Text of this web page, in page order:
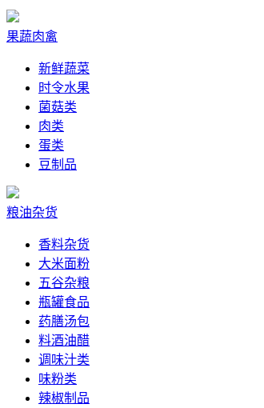
果蔬肉禽
新鲜蔬菜
时令水果
菌菇类
肉类
蛋类
豆制品
粮油杂货
香料杂货
大米面粉
五谷杂粮
瓶罐食品
药膳汤包
料酒油醋
调味汁类
味粉类
辣椒制品